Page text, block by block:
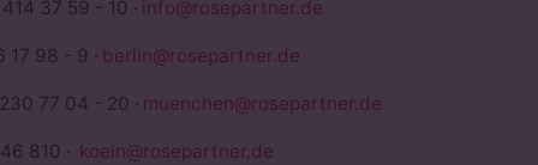
37 59 - 10 · info@rosepartner.de
98 - 9 · berlin@rosepartner.de
77 04 - 20 · muenchen@rosepartner.de
810 · koeln@rosepartner.de